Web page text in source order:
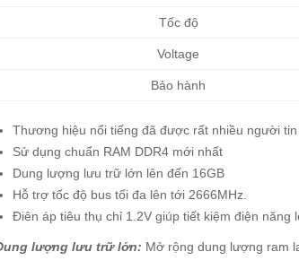
Tốc độ
Voltage
Bảo hành
Thương hiệu nổi tiếng đã được rất nhiều người tin
Sử dụng chuẩn RAM DDR4 mới nhất
Dung lượng lưu trữ lớn lên đến 16GB
Hỗ trợ tốc độ bus tối đa lên tới 2666MHz.
Điên áp tiêu thụ chỉ 1.2V giúp tiết kiệm điện năng
lượng lưu trữ lớn: Mở rộng dung lượng ram